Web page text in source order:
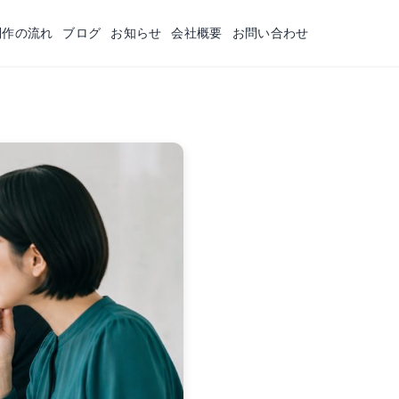
の流れ ブログ お知らせ 会社概要 お問い合わせ